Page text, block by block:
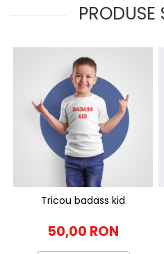
PRODUSE
Tricou badass kid
50,00 RON